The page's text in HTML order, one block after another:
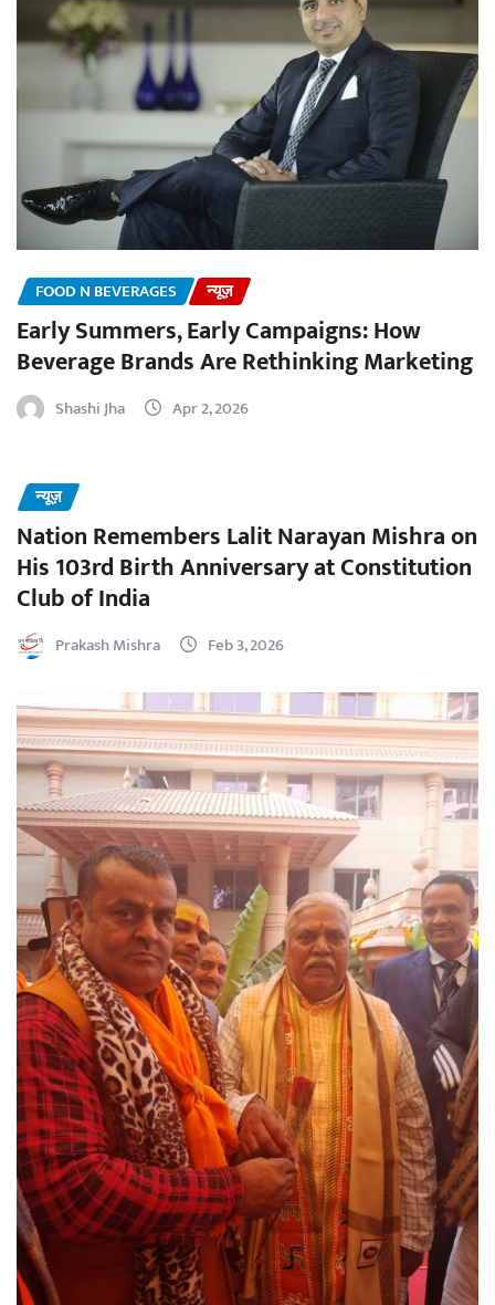
FOOD N BEVERAGES न्यूज़
Early Summers, Early Campaigns: How
Beverage Brands Are Rethinking Marketing
Shashi Jha Apr 2, 2026
न्यूज़
Nation Remembers Lalit Narayan Mishra on
His 103rd Birth Anniversary at Constitution
Club of India
Prakash Mishra Feb 3, 2026